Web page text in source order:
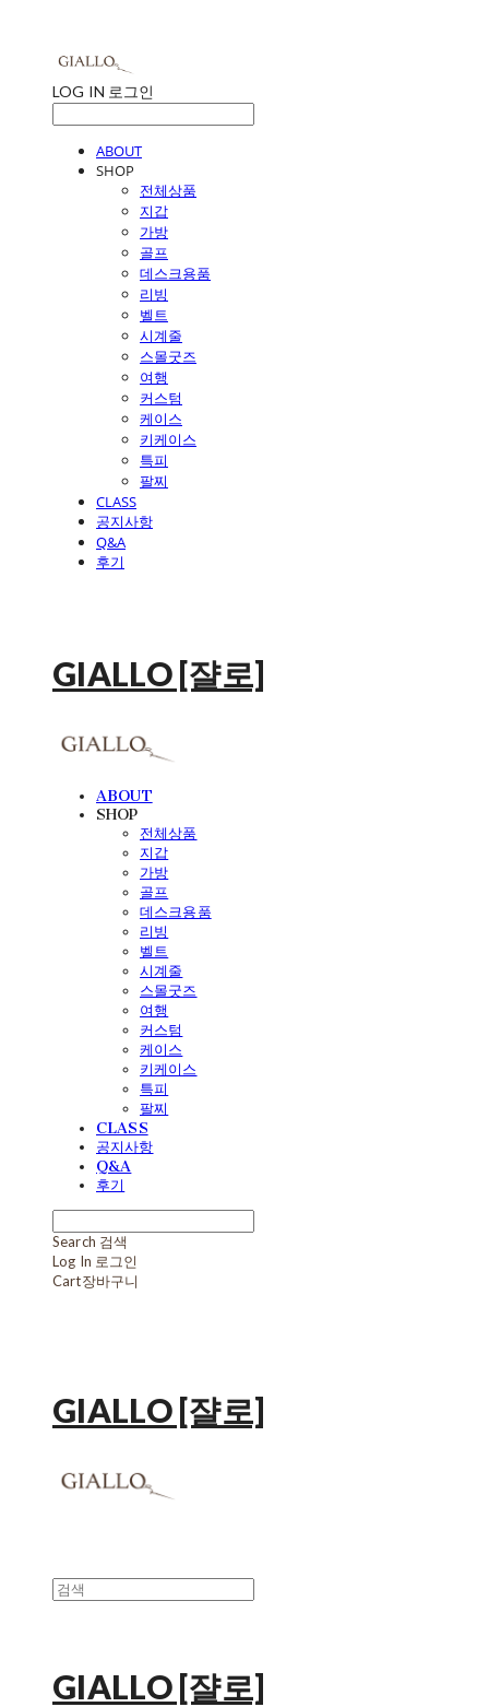
LOG IN 로그인
ABOUT
SHOP
전체상품
지갑
가방
골프
데스크용품
리빙
벨트
시계줄
스몰굿즈
여행
커스텀
케이스
키케이스
특피
팔찌
CLASS
공지사항
Q&A
후기
GIALLO [쟐로]
ABOUT
SHOP
전체상품
지갑
가방
골프
데스크용품
리빙
벨트
시계줄
스몰굿즈
여행
커스텀
케이스
키케이스
특피
팔찌
CLASS
공지사항
Q&A
후기
Search 검색
Log In 로그인
Cart장바구니
GIALLO [쟐로]
GIALLO [쟐로]